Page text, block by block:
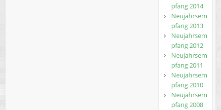
pfang 2014
Neujahrsem
pfang 2013
Neujahrsem
pfang 2012
Neujahrsem
pfang 2011
Neujahrsem
pfang 2010
Neujahrsem
pfang 2008